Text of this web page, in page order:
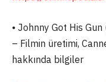
⦁ Johnny Got His
– Filmin üretimi,
hakkında bilgiler